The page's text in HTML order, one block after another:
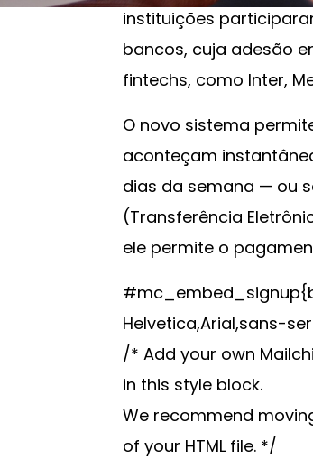
instituições
bancos, cuja adesão
fintechs, como Inter,
O novo sistema
aconteçam
dias da semana — ou
(Transferência
ele permite o
Helvetica,Arial,sans-
/* Add your own
in this style block.
We recommend
of your HTML file. */